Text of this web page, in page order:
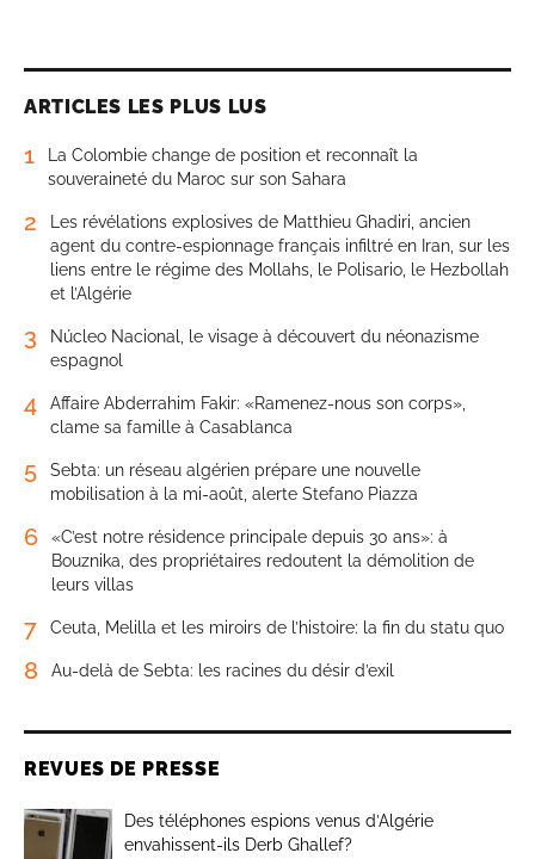
ARTICLES LES PLUS LUS
1
La Colombie change de position et reconnaît la
souveraineté du Maroc sur son Sahara
2
Les révélations explosives de Matthieu Ghadiri, ancien
agent du contre-espionnage français infiltré en Iran, sur les
liens entre le régime des Mollahs, le Polisario, le Hezbollah
et l’Algérie
3
Núcleo Nacional, le visage à découvert du néonazisme
espagnol
4
Affaire Abderrahim Fakir: «Ramenez-nous son corps»,
clame sa famille à Casablanca
5
Sebta: un réseau algérien prépare une nouvelle
mobilisation à la mi-août, alerte Stefano Piazza
6
«C’est notre résidence principale depuis 30 ans»: à
Bouznika, des propriétaires redoutent la démolition de
leurs villas
7 Ceuta, Melilla et les miroirs de l’histoire: la fin du statu quo
8 Au-delà de Sebta: les racines du désir d’exil
REVUES DE PRESSE
Des téléphones espions venus d’Algérie
envahissent-ils Derb Ghallef?